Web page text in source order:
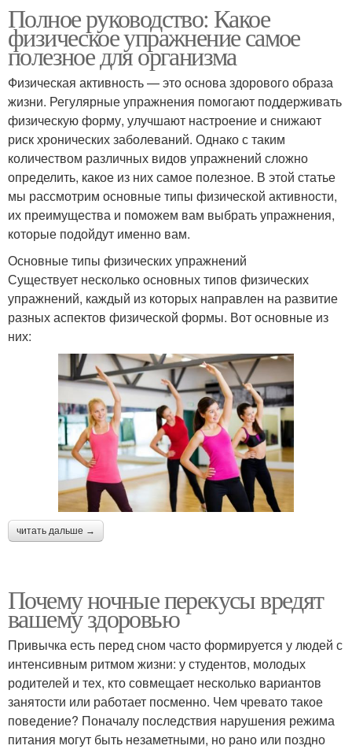
Полное руководство: Какое
физическое упражнение самое
полезное для организма
Физическая активность — это основа здорового образа
жизни. Регулярные упражнения помогают поддерживать
физическую форму, улучшают настроение и снижают
риск хронических заболеваний. Однако с таким
количеством различных видов упражнений сложно
определить, какое из них самое полезное. В этой статье
мы рассмотрим основные типы физической активности,
их преимущества и поможем вам выбрать упражнения,
которые подойдут именно вам.
Основные типы физических упражнений
Существует несколько основных типов физических
упражнений, каждый из которых направлен на развитие
разных аспектов физической формы. Вот основные из
них:
читать дальше →
Почему ночные перекусы вредят
вашему здоровью
Привычка есть перед сном часто формируется у людей с
интенсивным ритмом жизни: у студентов, молодых
родителей и тех, кто совмещает несколько вариантов
занятости или работает посменно. Чем чревато такое
поведение? Поначалу последствия нарушения режима
питания могут быть незаметными, но рано или поздно